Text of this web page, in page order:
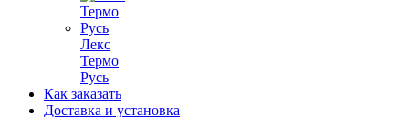
Лекс
Термо
Русь
Как заказать
Доставка и установка